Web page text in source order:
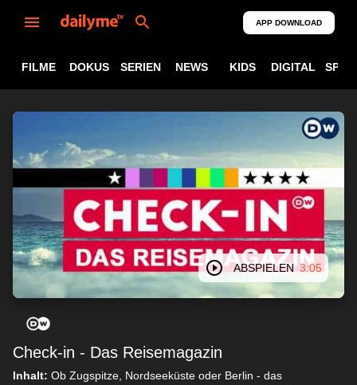
APP DOWNLOAD
FILME DOKUS SERIEN NEWS KIDS DIGITAL
ABSPIELEN 3:05
Check-in - Das Reisemagazin
Inhalt: Ob Zugspitze, Nordseeküste oder Berlin - das